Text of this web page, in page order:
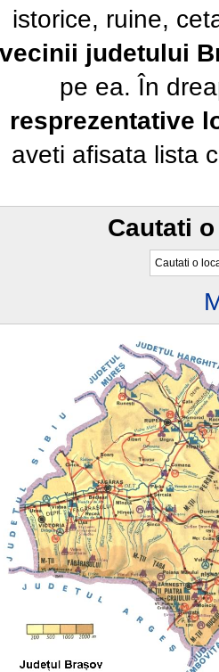
istorice, ruine,
vecinii judetului
pe ea. În
resprezentative
aveti afisata lista
Cautati